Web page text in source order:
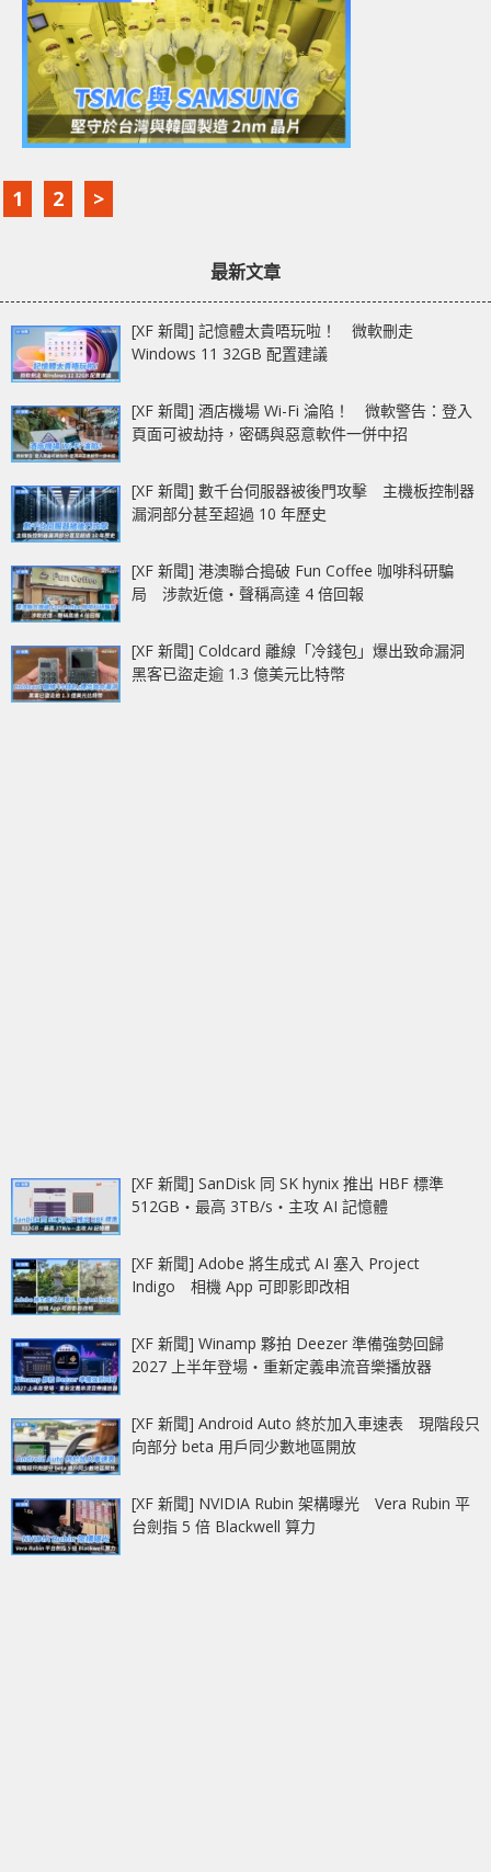
1 2 >
最新文章
[XF 新聞] 記憶體太貴唔玩啦！ 微軟刪走
Windows 11 32GB 配置建議
[XF 新聞] 酒店機場 Wi-Fi 淪陷！ 微軟警告：登入
頁面可被劫持，密碼與惡意軟件一併中招
[XF 新聞] 數千台伺服器被後門攻擊 主機板控制器
漏洞部分甚至超過 10 年歷史
[XF 新聞] 港澳聯合搗破 Fun Coffee 咖啡科研騙
局 涉款近億‧聲稱高達 4 倍回報
[XF 新聞] Coldcard 離線「冷錢包」爆出致命漏洞
黑客已盜走逾 1.3 億美元比特幣
[XF 新聞] SanDisk 同 SK hynix 推出 HBF 標準
512GB‧最高 3TB/s‧主攻 AI 記憶體
[XF 新聞] Adobe 將生成式 AI 塞入 Project
Indigo 相機 App 可即影即改相
[XF 新聞] Winamp 夥拍 Deezer 準備強勢回歸
2027 上半年登場‧重新定義串流音樂播放器
[XF 新聞] Android Auto 終於加入車速表 現階段只
向部分 beta 用戶同少數地區開放
[XF 新聞] NVIDIA Rubin 架構曝光 Vera Rubin 平
台劍指 5 倍 Blackwell 算力